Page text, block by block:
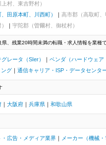
村、東吉野村）
田原本町、川西町）
高市郡（高取町、
宇陀郡（曽爾村、御杖村）
県、残業20時間未満の転職・求人情報を業種
レータ（SIer）
ベンダ（ハードウェア
ング
通信キャリア・ISP・データセンタ
大阪府 兵庫県 和歌山県
・広告・メディア業界
メーカー（機械